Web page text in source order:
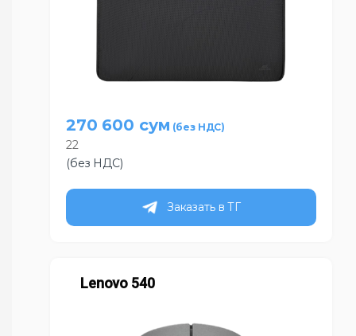
270 600 сум
22
(без НДС)
Заказать в ТГ
Lenovo 540